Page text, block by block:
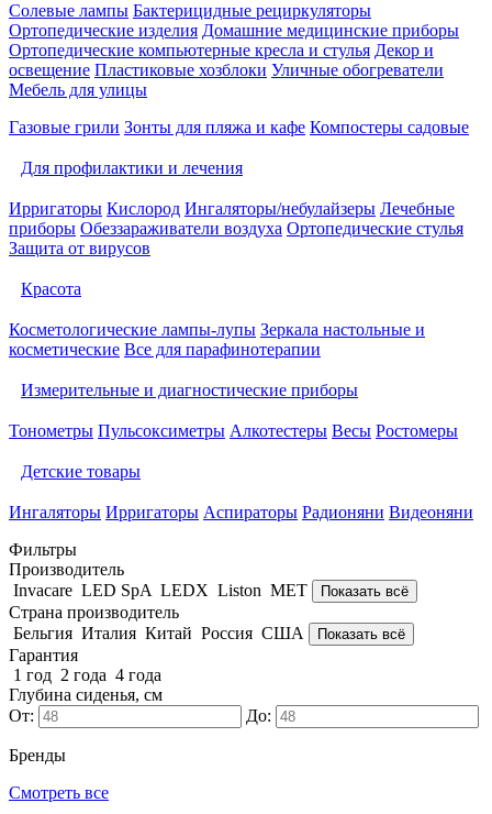
Солевые лампы Бактерицидные рециркуляторы
Ортопедические изделия Домашние медицинские приборы
Ортопедические компьютерные кресла и стулья Декор и
освещение Пластиковые хозблоки Уличные обогреватели
Мебель для улицы
Газовые грили Зонты для пляжа и кафе Компостеры садовые
Для профилактики и лечения
Ирригаторы Кислород Ингаляторы/небулайзеры Лечебные
приборы Обеззараживатели воздуха Ортопедические стулья
Защита от вирусов
Красота
Косметологические лампы-лупы Зеркала настольные и
косметические Все для парафинотерапии
Измерительные и диагностические приборы
Тонометры Пульсоксиметры Алкотестеры Весы Ростомеры
Детские товары
Ингаляторы Ирригаторы Аспираторы Радионяни Видеоняни
Фильтры
Производитель
Invacare LED SpA LEDX Liston MET Показать всё
Страна производитель
Бельгия Италия Китай Россия США Показать всё
Гарантия
1 год 2 года 4 года
Глубина сиденья, см
От:
До:
Бренды
Смотреть все